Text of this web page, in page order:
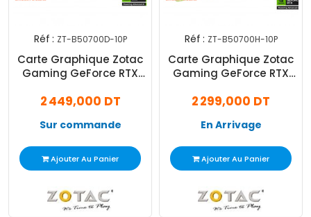
Réf : ZT-B50700D-10P
Carte Graphique Zotac
Gaming GeForce RTX
2 449,000 DT
Sur commande
Ajouter Au Panier
Réf : ZT-B50700H-10P
Carte Graphique Zotac
Gaming GeForce RTX
Edge OC
2 299,000 DT
En Arrivage
Ajouter Au Panier